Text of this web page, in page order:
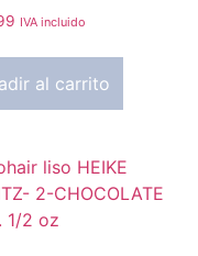
IVA incluido
al carrito